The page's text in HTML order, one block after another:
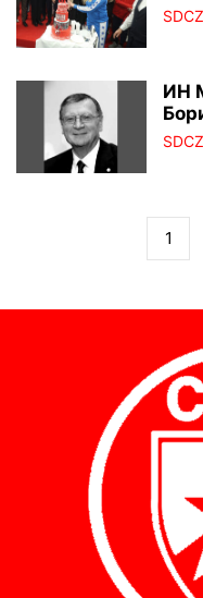
SDCZ
ИН
SDCZ
1